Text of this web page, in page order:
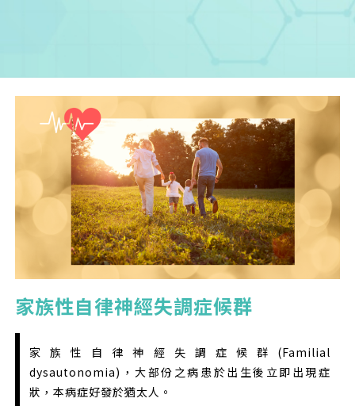
家族性自律神經失調症候群
家族性自律神經失調症候群(Familial
dysautonomia)，大部份之病患於出生後立即出現症
狀，本病症好發於猶太人。
您已成功送出會員申請
您好，您的會員申請，已成功送出，經本協會理事
會審核通過後即通知您進行繳費，繳費資訊如下
——